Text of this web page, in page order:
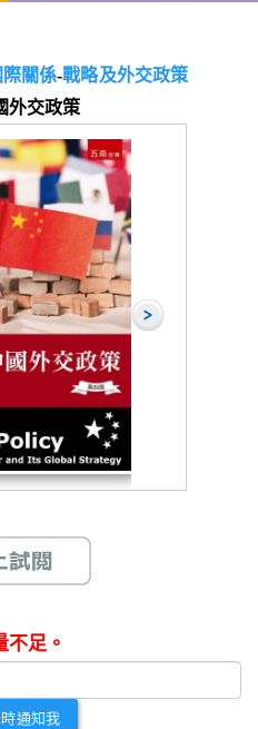
際關係-戰略及外交政策
外交政策
不足。
通知我